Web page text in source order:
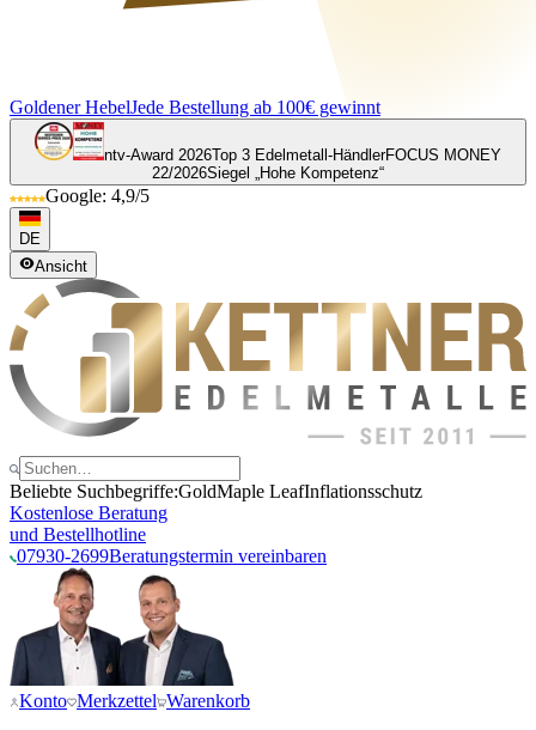
Goldener HebelJede Bestellung ab 100€ gewinnt
ntv-Award 2026Top 3 Edelmetall-HändlerFOCUS MONEY
22/2026Siegel „Hohe Kompetenz“
Google: 4,9/5
DE
Ansicht
Beliebte Suchbegriffe:GoldMaple LeafInflationsschutz
Kostenlose Beratung
und Bestellhotline
07930-2699Beratungstermin vereinbaren
Konto Merkzettel Warenkorb